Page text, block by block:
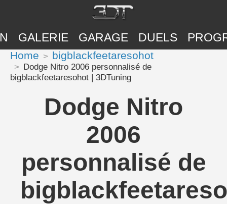
GALERIE GARAGE DUELS
Home bigblackfeetaresohot
Dodge Nitro 2006 personnalisé de
bigblackfeetaresohot | 3DTuning
Dodge Nitro
2006
personnalisé de